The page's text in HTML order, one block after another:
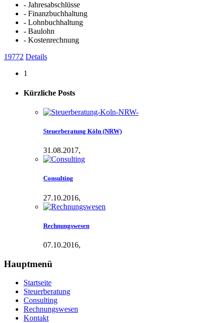
- Jahresabschlüsse
- Finanzbuchhaltung
- Lohnbuchhaltung
- Baulohn
- Kostenrechnung
19772 Details
1
Kürzliche Posts
Steuerberatung Köln (NRW)
31.08.2017,
Consulting
27.10.2016,
Rechnungswesen
07.10.2016,
Hauptmenü
Startseite
Steuerberatung
Consulting
Rechnungswesen
Kontakt